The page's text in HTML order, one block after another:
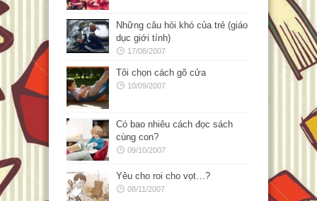
Những câu hỏi khó của trẻ (giáo
dục giới tính)
17/08/2007
Tôi chọn cách gõ cửa
10/09/2007
Có bao nhiêu cách đọc sách
cùng con?
09/10/2007
Yêu cho roi cho vọt…?
08/11/2007